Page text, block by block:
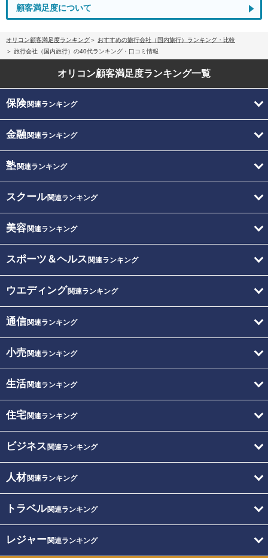
顧客満足度について
オリコン顧客満足度ランキング
おすすめの旅行会社（国内旅行）ランキング・比較
旅行会社（国内旅行）の40代ランキング・口コミ情報
オリコン顧客満足度ランキング一覧
保険関連ランキング
金融関連ランキング
塾関連ランキング
スクール関連ランキング
美容関連ランキング
スポーツ＆ヘルス 関連ランキング
ウエディング関連ランキング
通信関連ランキング
小売関連ランキング
生活関連ランキング
住宅関連ランキング
ビジネス 関連ランキング
人材関連ランキング
トラベル関連ランキング
レジャー関連ランキング